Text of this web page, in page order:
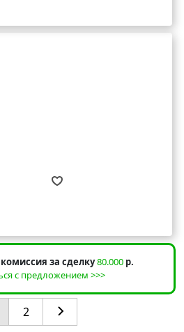
за сделку80.000 р.
с предложением >>>
2